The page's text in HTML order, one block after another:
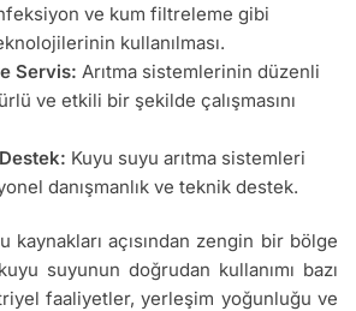
ve kum filtreleme gibi
kullanılması.
Servis: Arıtma sistemlerinin düzenli
ve etkili bir şekilde çalışmasını
Kuyu suyu arıtma sistemleri
danışmanlık ve teknik destek.
kaynakları açısından zengin bir bölge
suyunun doğrudan kullanımı bazı
faaliyetler, yerleşim yoğunluğu ve